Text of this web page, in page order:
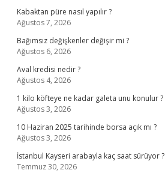
Kabaktan püre nasıl yapılır ?
Ağustos 7, 2026
Bağımsız değişkenler değişir mi ?
Ağustos 6, 2026
Aval kredisi nedir ?
Ağustos 4, 2026
1 kilo köfteye ne kadar galeta unu konulur ?
Ağustos 3, 2026
10 Haziran 2025 tarihinde borsa açık mı ?
Ağustos 3, 2026
İstanbul Kayseri arabayla kaç saat sürüyor ?
Temmuz 30, 2026